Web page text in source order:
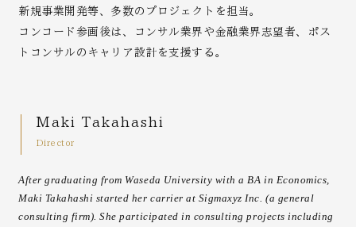
新規事業開発等、多数のプロジェクトを担当。
コンコード参画後は、コンサル業界や金融業界志望者、ポス
トコンサルのキャリア設計を支援する。
Maki Takahashi
Director
After graduating from Waseda University with a BA in Economics,
Maki Takahashi started her carrier at Sigmaxyz Inc. (a general
consulting firm). She participated in consulting projects including